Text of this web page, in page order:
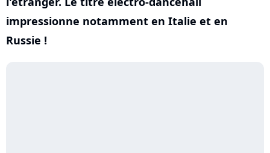
impressionne notamment en Italie et en
Russie !